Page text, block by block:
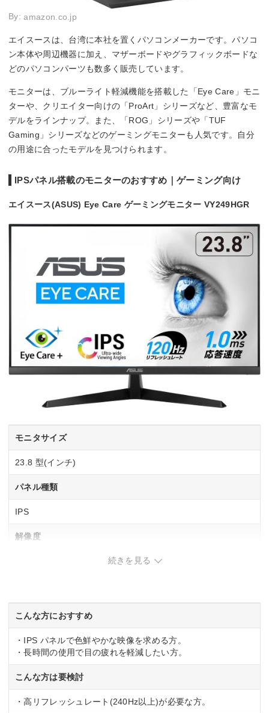
By:amazon.co.jp
エイスースは、台湾に本社を置くパソコンメーカーです。パソコ
ン本体や周辺機器に加え、マザーボードやグラフィックボードな
どのパソコンパーツも数多く販売しています。
モニターは、ブルーライト軽減機能を搭載した「Eye Care」モニ
ターや、クリエイター向けの「ProArt」シリーズなど、豊富なモ
デルをラインナップ。また、「ROG」シリーズや「TUF
Gaming」シリーズなどのゲーミングモニターも人気です。自分
の用途に合ったモデルを見つけられます。
IPSパネル搭載のモニターのおすすめ｜ゲーミング向け
エイスース(ASUS) Eye Care ゲーミングモニター VY249HGR
モニタサイズ
23.8 型(インチ)
パネル種類
IPS
解像度
最大120 Hz
応答速度
1ms MPRT
入力端子
HDMI
続きを見る
こんな方におすすめ
・IPS パネルで色鮮やかな映像を求める方。
・長時間の使用で目の疲れを軽減したい方。
こんな方は要検討
・高リフレッシュレート(240Hz以上)が必要な方。